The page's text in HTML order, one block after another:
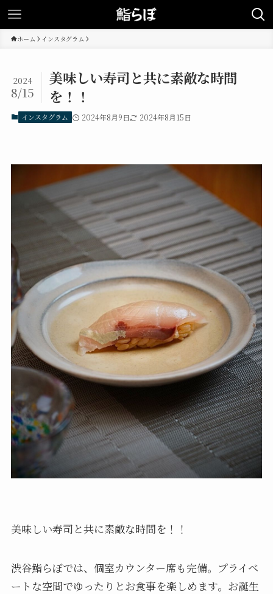
ホーム インスタグラム
美味しい寿司と共に素敵な時間
を！！
2024
8/15
インスタグラム 2024年8月9日 2024年8月15日
美味しい寿司と共に素敵な時間を！！
渋谷鮨らぼでは、個室カウンター席も完備。プライベ
ートな空間でゆったりとお食事を楽しめます。お誕生